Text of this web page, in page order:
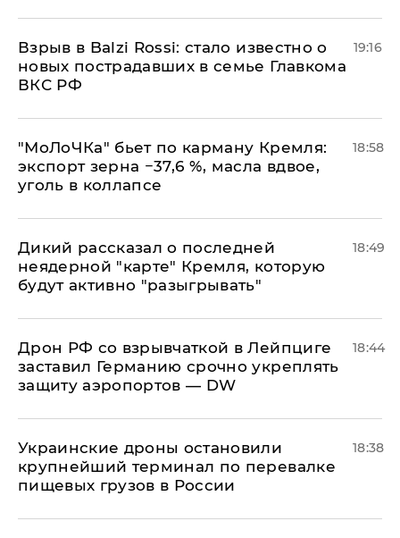
Взрыв в Balzi Rossi: стало известно о
новых пострадавших в семье Главкома
ВКС РФ
19:16
​"МоЛоЧКа" бьет по карману Кремля:
экспорт зерна −37,6 %, масла вдвое,
уголь в коллапсе
18:58
Дикий рассказал о последней
неядерной "карте" Кремля, которую
будут активно "разыгрывать"
18:49
​Дрон РФ со взрывчаткой в Лейпциге
заставил Германию срочно укреплять
защиту аэропортов — DW
18:44
Украинские дроны остановили
крупнейший терминал по перевалке
пищевых грузов в России
18:38